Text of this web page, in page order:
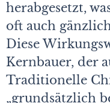
herabgesetzt,
oft auch
Diese
Kernbauer, der
Traditionelle
„grundsätzlich